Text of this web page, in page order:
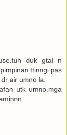
duk gtal n
ttinngi pas
air umno la.
utk umno.mga